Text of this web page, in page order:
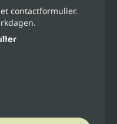
contactformulier.